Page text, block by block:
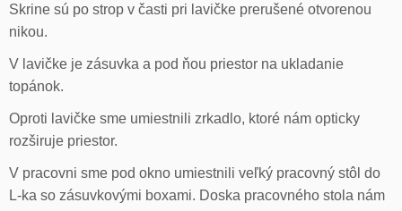
Skrine sú po strop v časti pri lavičke prerušené otvorenou
nikou.
V lavičke je zásuvka a pod ňou priestor na ukladanie
topánok.
Oproti lavičke sme umiestnili zrkadlo, ktoré nám opticky
rozširuje priestor.
V pracovni sme pod okno umiestnili veľký pracovný stôl do
L-ka so zásuvkovými boxami. Doska pracovného stola nám